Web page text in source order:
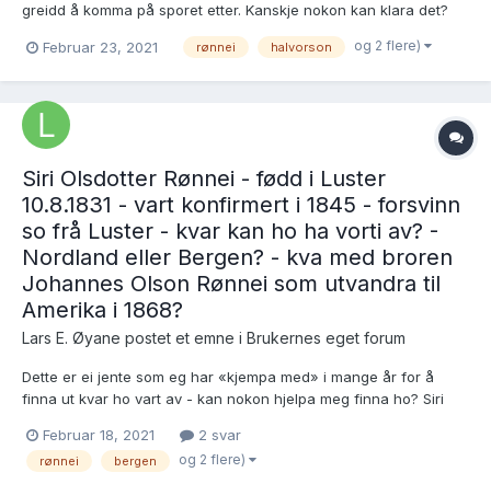
greidd å komma på sporet etter. Kanskje nokon kan klara det?
yngste barnet av Halvor Pederson (1799-1852) og Gjertrud
Februar 23, 2021 rønnei halvorson og 2 flere)
Siri Olsdotter Rønnei - fødd i Luster
10.8.1831 - vart konfirmert i 1845 - forsvinn
so frå Luster - kvar kan ho ha vorti av? -
Nordland eller Bergen? - kva med broren
Johannes Olson Rønnei som utvandra til
Amerika i 1868?
Lars E. Øyane postet et emne i Brukernes eget forum
Dette er ei jente som eg har «kjempa med» i mange år for å
finna ut kvar ho vart av - kan nokon hjelpa meg finna ho? Siri
Rønnei i Luster 10.8.1831 som dotter av husmann Ole Andersson
(1793-1883) og kona Johanna Johannesdotter (1798-...
Februar 18, 2021 2 svar
rønnei bergen og 2 flere)